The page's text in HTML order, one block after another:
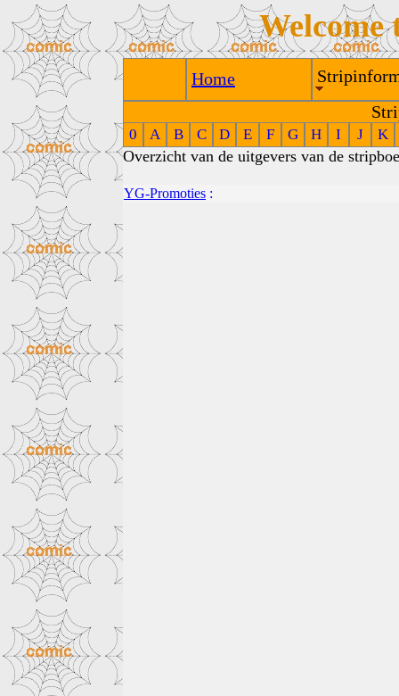
Welcome
Home
0 A B C D E F G H I J K
Overzicht van de uitgevers van de
YG-Promoties :